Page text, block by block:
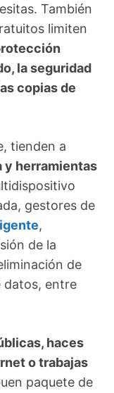
También
limiten
la seguridad
copias de
tienden a
y herramientas
gestores de
,
de la
de
datos, entre
haces
o trabajas
paquete de